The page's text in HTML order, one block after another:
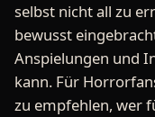
selbst nicht all zu
bewusst
Anspielungen und
kann. Für
zu empfehlen, wer